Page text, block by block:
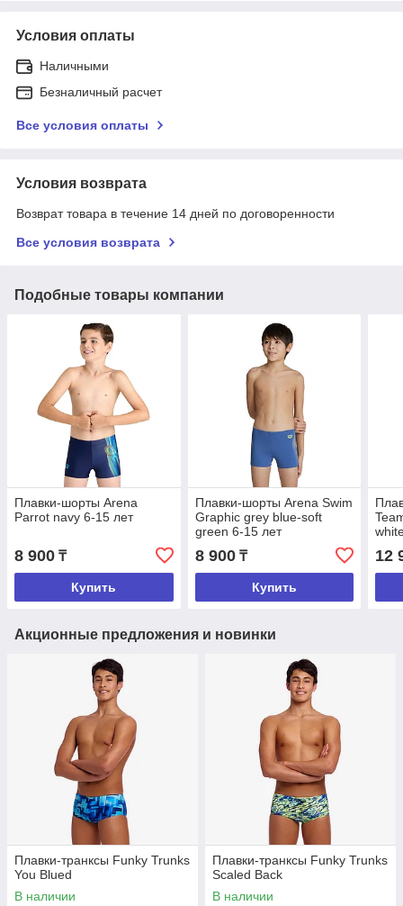
Условия оплаты
Наличными
Безналичный расчет
Все условия оплаты
Условия возврата
Возврат товара в течение 14 дней по договоренности
Все условия возврата
Подобные товары компании
Плавки-шорты Arena
Parrot navy 6-15 лет
8 900 ₸
Купить
Плавки-шорты Arena Swim
Graphic grey blue-soft
green 6-15 лет
8 900₸
Купить
12
Акционные предложения и новинки
Плавки-транксы Funky Trunks
You Blued
В наличии
Плавки-транксы Funky Trunks
Scaled Back
В наличии